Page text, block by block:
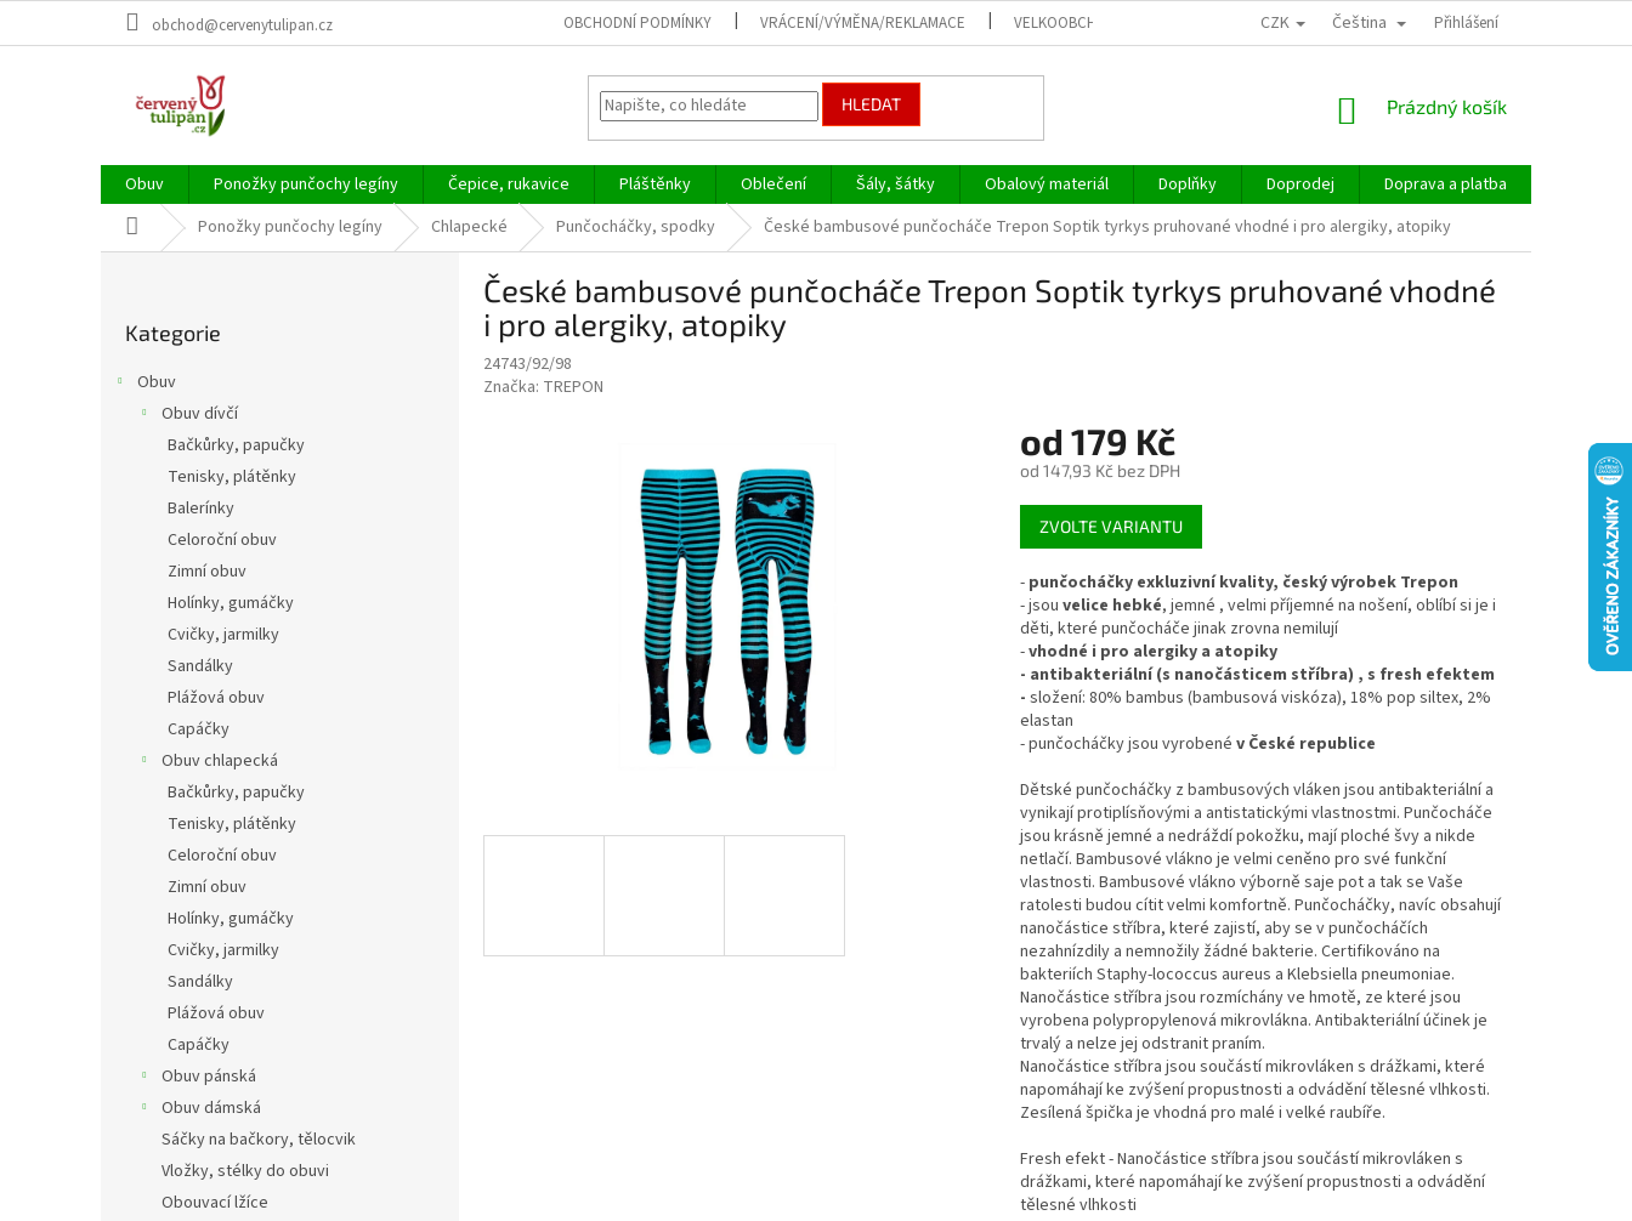
obchod@cervenytulipan.cz OBCHODNÍ PODMÍNKY VRÁCENÍ/VÝMĚNA/REKLAMACE VELKOOBCHOD CZK Čeština Přihlášení
HLEDAT
NÁKUPNÍ
Prázdný košík
Obuv Ponožky punčochy legíny Čepice, rukavice Pláštěnky Oblečení Šály, šátky Obalový materiál Doplňky Doprodej Doprava a platba
Domů Ponožky punčochy legíny Chlapecké Punčocháčky, spodky České bambusové punčocháče Trepon Soptik tyrkys pruhované vhodné i pro alergiky, atopiky
kategorie
Kategorie
Obuv
Obuv dívčí
Bačkůrky, papučky
Tenisky, plátěnky
Balerínky
Celoroční obuv
Zimní obuv
Holínky, gumáčky
Cvičky, jarmilky
Sandálky
Plážová obuv
Capáčky
Obuv chlapecká
Bačkůrky, papučky
Tenisky, plátěnky
Celoroční obuv
Zimní obuv
Holínky, gumáčky
Cvičky, jarmilky
Sandálky
Plážová obuv
Capáčky
Obuv pánská
Obuv dámská
Sáčky na bačkory, tělocvik
Vložky, stélky do obuvi
Obouvací lžíce
České bambusové punčocháče Trepon Soptik tyrkys pruhované vhodné
i pro alergiky, atopiky
24743/92/98
Značka: TREPON
od 179 Kč
od 147,93 Kčbez DPH
Měrná
cena:
ZVOLTE VARIANTU
- punčocháčky exkluzivní kvality, český výrobek Trepon
- jsou velice hebké, jemné , velmi příjemné na nošení, oblíbí si je i
děti, které punčocháče jinak zrovna nemilují
-vhodné i pro alergiky a atopiky
- antibakteriální (s nanočásticem stříbra) , s fresh efektem
- složení: 80% bambus (bambusová viskóza), 18% pop siltex, 2%
elastan
- punčocháčky jsou vyrobené v České republice
Dětské punčocháčky z bambusových vláken jsou antibakteriální a
vynikají protiplísňovými a antistatickými vlastnostmi. Punčocháče
jsou krásně jemné a nedráždí pokožku, mají ploché švy a nikde
netlačí. Bambusové vlákno je velmi ceněno pro své funkční
vlastnosti. Bambusové vlákno výborně saje pot a tak se Vaše
ratolesti budou cítit velmi komfortně. Punčocháčky, navíc obsahují
nanočástice stříbra, které zajistí, aby se v punčocháčích
nezahnízdily a nemnožily žádné bakterie. Certifikováno na
bakteriích Staphy-lococcus aureus a Klebsiella pneumoniae.
Nanočástice stříbra jsou rozmíchány ve hmotě, ze které jsou
vyrobena polypropylenová mikrovlákna. Antibakteriální účinek je
trvalý a nelze jej odstranit praním.
Nanočástice stříbra jsou součástí mikrovláken s drážkami, které
napomáhají ke zvýšení propustnosti a odvádění tělesné vlhkosti.
Zesílená špička je vhodná pro malé i velké raubíře.
Fresh efekt - Nanočástice stříbra jsou součástí mikrovláken s
drážkami, které napomáhají ke zvýšení propustnosti a odvádění
tělesné vlhkosti